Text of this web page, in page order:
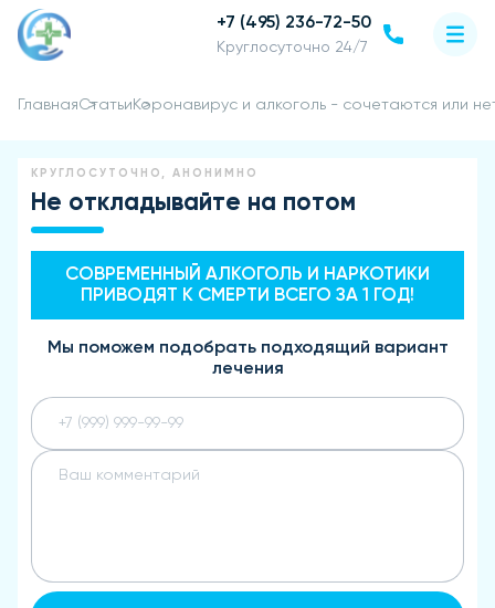
+7 (495) 236-72-50
Круглосуточно 24/7
ГлавнаяСтатьи Коронавирус и алкоголь - сочетаются или
КРУГЛОСУТОЧНО, АНОНИМНО
Не откладывайте на потом
СОВРЕМЕННЫЙ АЛКОГОЛЬ И НАРКОТИКИ
ПРИВОДЯТ К СМЕРТИ ВСЕГО ЗА 1 ГОД!
Мы поможем подобрать подходящий вариант
лечения